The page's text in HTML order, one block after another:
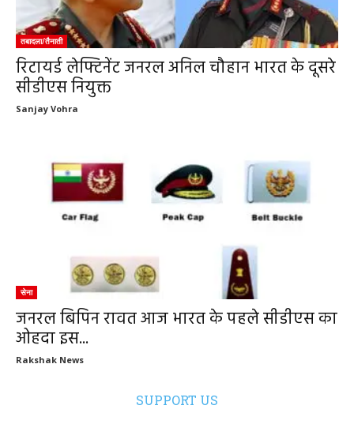
तबादला/तैनाती
रिटायर्ड लेफ्टिनेंट जनरल अनिल चौहान भारत के दूसरे
सीडीएस नियुक्त
Sanjay Vohra
सेना
जनरल बिपिन रावत आज भारत के पहले सीडीएस का
ओहदा इस...
Rakshak News
SUPPORT US